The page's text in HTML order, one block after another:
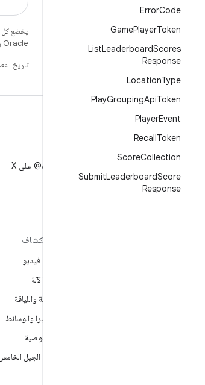
ErrorCode
GamePlayerToken
ListLeaderboardScores
Response
LocationType
PlayGroupingApiToken
PlayerEvent
RecallToken
ScoreCollection
SubmitLeaderboardScore
Response
يخضع كل
Oracle و/أو الشركات التابعة لها.
تاريخ التعديل الأخير: 2025-
استكشاف
ألعاب فيديو
تعلُم الآلة
الصحة واللياقة
الكاميرا والوسائط
الخصوصية
شبكة الجيل